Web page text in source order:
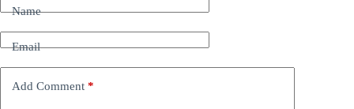
Name
Email
Add Comment *